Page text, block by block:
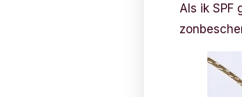
Als ik SPF